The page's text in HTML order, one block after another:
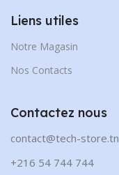
Liens utiles
Notre Magasin
Nos Contacts
Contactez nous
contact@tech-store.tn
+216 54 744 744